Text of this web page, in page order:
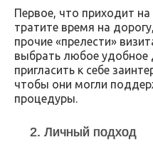
Первое, что приходит
тратите время на
прочие «прелести»
выбрать любое удобное
пригласить к себе
чтобы они могли
процедуры.
2. Личный подход